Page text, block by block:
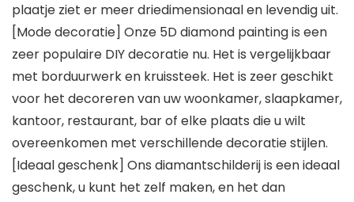
plaatje ziet er meer driedimensionaal en levendig uit.
[Mode decoratie] Onze 5D diamond painting is een
zeer populaire DIY decoratie nu. Het is vergelijkbaar
met borduurwerk en kruissteek. Het is zeer geschikt
voor het decoreren van uw woonkamer, slaapkamer,
kantoor, restaurant, bar of elke plaats die u wilt
overeenkomen met verschillende decoratie stijlen.
[Ideaal geschenk] Ons diamantschilderij is een ideaal
geschenk, u kunt het zelf maken, en het dan